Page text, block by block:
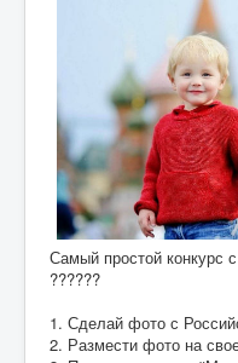
Самый простой конкурс
??????
1. Сделай фото с
2. Размести фото на